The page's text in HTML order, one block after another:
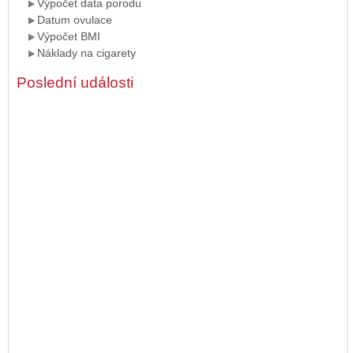
Výpočet data porodu
Datum ovulace
Výpočet BMI
Náklady na cigarety
Poslední události